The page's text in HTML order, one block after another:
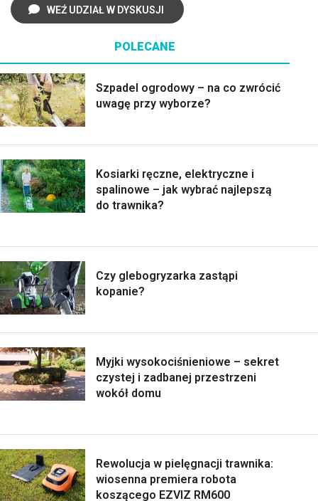
WEŹ UDZIAŁ W DYSKUSJI
POLECANE
Szpadel ogrodowy – na co zwrócić
uwagę przy wyborze?
Kosiarki ręczne, elektryczne i
spalinowe – jak wybrać najlepszą
do trawnika?
Czy glebogryzarka zastąpi
kopanie?
Myjki wysokociśnieniowe – sekret
czystej i zadbanej przestrzeni
wokół domu
Rewolucja w pielęgnacji trawnika:
wiosenna premiera robota
koszącego EZVIZ RM600